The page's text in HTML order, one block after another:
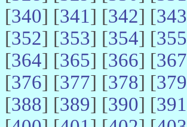
[340] [341] [342] [343
[352] [353] [354] [355
[364] [365] [366] [367
[376] [377] [378] [379
[388] [389] [390] [391